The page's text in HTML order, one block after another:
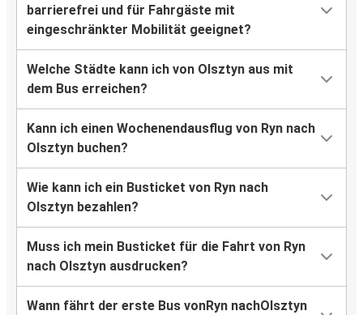
barrierefrei und für Fahrgäste mit
eingeschränkter Mobilität geeignet?
Welche Städte kann ich von Olsztyn aus mit
dem Bus erreichen?
Kann ich einen Wochenendausflug von Ryn nach
Olsztyn buchen?
Wie kann ich ein Busticket von Ryn nach
Olsztyn bezahlen?
Muss ich mein Busticket für die Fahrt von Ryn
nach Olsztyn ausdrucken?
Wann fährt der erste Bus vonRyn nachOlsztyn